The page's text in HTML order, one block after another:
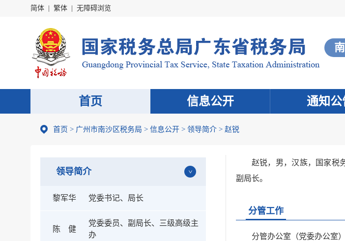
简体 繁体 无障碍浏览
首页 信息公开 通知公
首页 > 广州市南沙区税务局 > 信息公开 > 领导简介 > 赵锐
领导简介
黎军华 党委书记、局长
陈 健
党委委员、副局长、三级高级主
办
赵锐，男，汉族，国家税
副局长。
分管工作
分管办公室（党委办公室